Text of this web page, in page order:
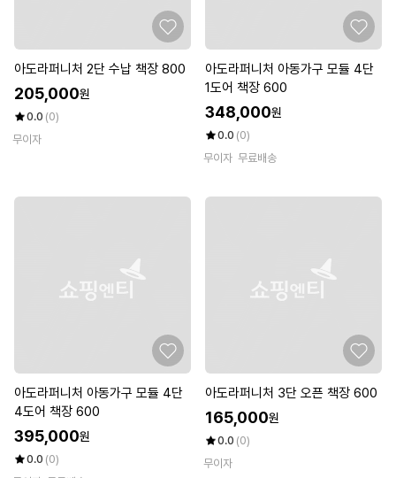
아도라퍼니처 2단 수납 책장 800
205,000원
0.0 (0)
무이자
아도라퍼니처 아동가구 모듈 4단
1도어 책장 600
348,000원
0.0 (0)
무이자 무료배송
아도라퍼니처 아동가구 모듈 4단
4도어 책장 600
395,000원
0.0 (0)
아도라퍼니처 3단 오픈 책장 600
165,000원
0.0 (0)
무이자